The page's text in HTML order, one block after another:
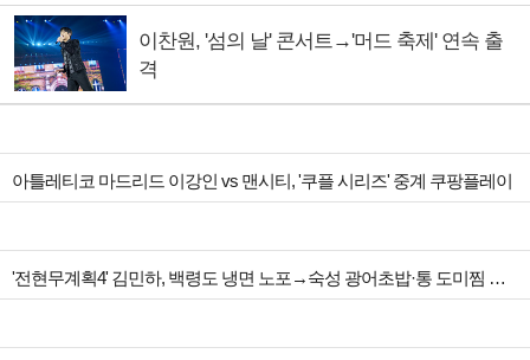
이찬원, '섬의 날' 콘서트→'머드 축제' 연속 출
격
아틀레티코 마드리드 이강인 vs 맨시티, '쿠플 시리즈' 중계 쿠팡플레이
'전현무계획4' 김민하, 백령도 냉면 노포→숙성 광어초밥·통 도미찜 맛집 탐방